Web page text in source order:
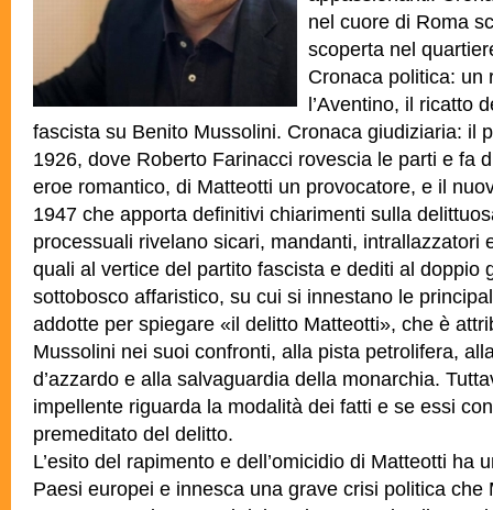
nel cuore di Roma
scoperta nel
Cronaca politica: un
l’Aventino, il ricatto
fascista su Benito Mussolini. Cronaca giudiziaria: il
1926, dove Roberto Farinacci rovescia le parti e fa
eroe romantico, di Matteotti un provocatore, e il
1947 che apporta definitivi chiarimenti sulla
processuali rivelano sicari, mandanti, intrallazzatori
quali al vertice del partito fascista e dediti al doppio
sottobosco affaristico, su cui si innestano le
addotte per spiegare «il delitto Matteotti», che è
Mussolini nei suoi confronti, alla pista petrolifera,
d’azzardo e alla salvaguardia della monarchia.
impellente riguarda la modalità dei fatti e se essi
premeditato del delitto.
L’esito del rapimento e dell’omicidio di Matteotti ha
Paesi europei e innesca una grave crisi politica che